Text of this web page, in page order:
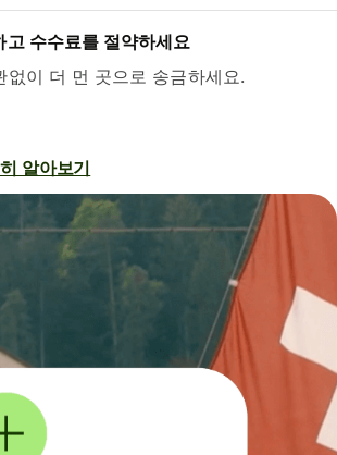
고 수수료를 절약하세요
없이 더 먼 곳으로 송금하세요.
알아보기